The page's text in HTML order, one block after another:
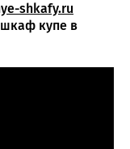
shkafy.ru
купе в